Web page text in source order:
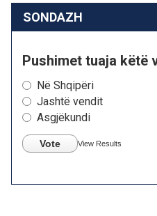
SONDAZH
Pushimet tuaja këtë
Në Shqipëri
Jashtë vendit
Asgjëkundi
Vote View Results